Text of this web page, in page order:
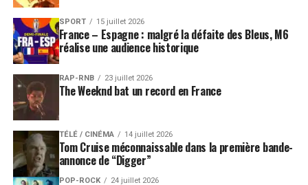
SPORT 15 juillet 2026
France – Espagne : malgré la défaite des Bleus, M6
réalise une audience historique
RAP-RNB 23 juillet 2026
The Weeknd bat un record en France
TÉLÉ / CINÉMA 14 juillet 2026
Tom Cruise méconnaissable dans la première bande-
annonce de “Digger”
POP-ROCK 24 juillet 2026